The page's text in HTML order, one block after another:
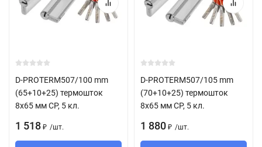
D-PROTERM507/100 mm
(65+10+25) термошток
8х65 мм CP, 5 кл.
1 518 ₽ /шт.
D-PROTERM507/105 mm
(70+10+25) термошток
8х65 мм CP, 5 кл.
1 880 ₽ /шт.